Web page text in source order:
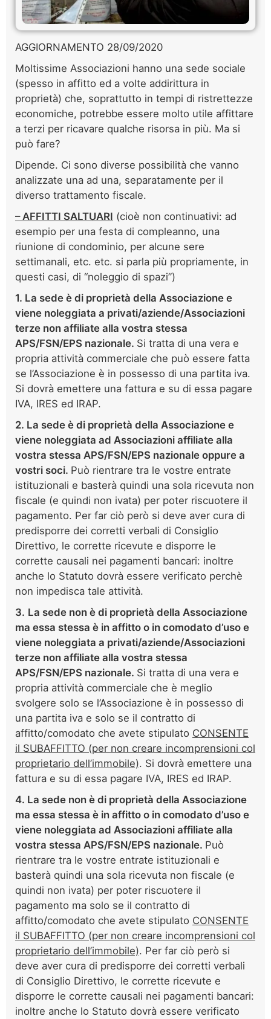
AGGIORNAMENTO 28/09/2020
Moltissime Associazioni hanno una sede sociale
(spesso in affitto ed a volte addirittura in
proprietà) che, soprattutto in tempi di ristrettezze
economiche, potrebbe essere molto utile affittare
a terzi per ricavare qualche risorsa in più. Ma si
può fare?
Dipende. Ci sono diverse possibilità che vanno
analizzate una ad una, separatamente per il
diverso trattamento fiscale.
– AFFITTI SALTUARI (cioè non continuativi: ad
esempio per una festa di compleanno, una
riunione di condominio, per alcune sere
settimanali, etc. etc. si parla più propriamente, in
questi casi, di “noleggio di spazi”)
1. La sede è di proprietà della Associazione e
viene noleggiata a privati/aziende/Associazioni
terze non affiliate alla vostra stessa
APS/FSN/EPS nazionale. Si tratta di una vera e
propria attività commerciale che può essere fatta
se l’Associazione è in possesso di una partita iva.
Si dovrà emettere una fattura e su di essa pagare
IVA, IRES ed IRAP.
2. La sede è di proprietà della Associazione e
viene noleggiata ad Associazioni affiliate alla
vostra stessa APS/FSN/EPS nazionale oppure a
vostri soci. Può rientrare tra le vostre entrate
istituzionali e basterà quindi una sola ricevuta non
fiscale (e quindi non ivata) per poter riscuotere il
pagamento. Per far ciò però si deve aver cura di
predisporre dei corretti verbali di Consiglio
Direttivo, le corrette ricevute e disporre le
corrette causali nei pagamenti bancari: inoltre
anche lo Statuto dovrà essere verificato perchè
non impedisca tale attività.
3. La sede non è di proprietà della Associazione
ma essa stessa è in affitto o in comodato d’uso e
viene noleggiata a privati/aziende/Associazioni
terze non affiliate alla vostra stessa
APS/FSN/EPS nazionale. Si tratta di una vera e
propria attività commerciale che è meglio
svolgere solo se l’Associazione è in possesso di
una partita iva e solo se il contratto di
affitto/comodato che avete stipulato CONSENTE
il SUBAFFITTO (per non creare incomprensioni col
proprietario dell’immobile). Si dovrà emettere una
fattura e su di essa pagare IVA, IRES ed IRAP.
4. La sede non è di proprietà della Associazione
ma essa stessa è in affitto o in comodato d’uso e
viene noleggiata ad Associazioni affiliate alla
vostra stessa APS/FSN/EPS nazionale. Può
rientrare tra le vostre entrate istituzionali e
basterà quindi una sola ricevuta non fiscale (e
quindi non ivata) per poter riscuotere il
pagamento ma solo se il contratto di
affitto/comodato che avete stipulato CONSENTE
il SUBAFFITTO (per non creare incomprensioni col
proprietario dell’immobile). Per far ciò però si
deve aver cura di predisporre dei corretti verbali
di Consiglio Direttivo, le corrette ricevute e
disporre le corrette causali nei pagamenti bancari:
inoltre anche lo Statuto dovrà essere verificato